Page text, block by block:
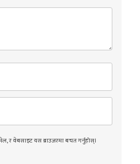
र वेबसाइट यस ब्राउजरमा बचत गर्नुहोस्।